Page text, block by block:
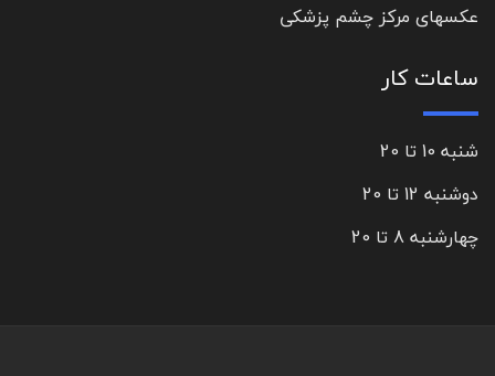
عکسهای مرکز چشم پزشکی
ساعات کار
شنبه 10 تا 20
دوشنبه 12 تا 20
چهارشنبه 8 تا 20